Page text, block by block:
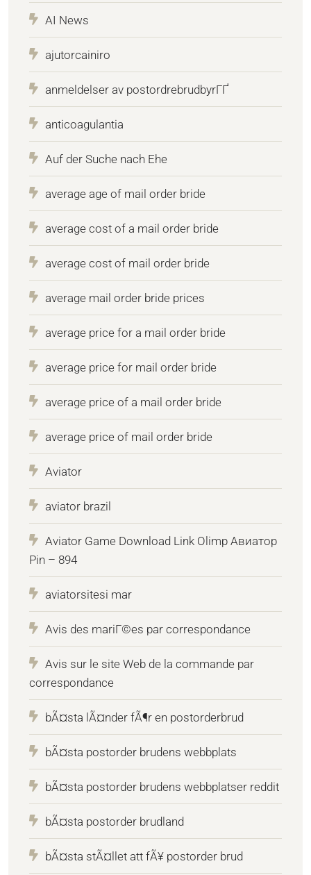
AI News
ajutorcainiro
anmeldelser av postordrebrudbyrГҐ
anticoagulantia
Auf der Suche nach Ehe
average age of mail order bride
average cost of a mail order bride
average cost of mail order bride
average mail order bride prices
average price for a mail order bride
average price for mail order bride
average price of a mail order bride
average price of mail order bride
Aviator
aviator brazil
Aviator Game Download Link Olimp Авиатор
Pin – 894
aviatorsitesi mar
Avis des mariГ©es par correspondance
Avis sur le site Web de la commande par
correspondance
bÃ¤sta lÃ¤nder fÃ¶r en postorderbrud
bÃ¤sta postorder brudens webbplats
bÃ¤sta postorder brudens webbplatser reddit
bÃ¤sta postorder brudland
bÃ¤sta stÃ¤llet att fÃ¥ postorder brud